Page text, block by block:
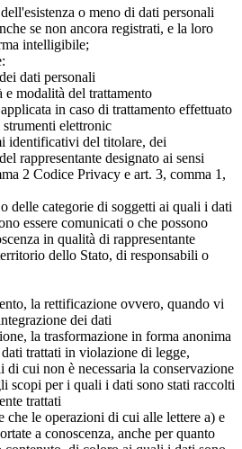
o meno di dati personali
se non ancora registrati, e la loro
intelligibile;
dati personali
modalità del trattamento
in caso di trattamento effettuato
elettronic
identificativi del titolare, dei
rappresentante designato ai sensi
2 Codice Privacy e art. 3, comma 1,
delle categorie di soggetti ai quali i dati
essere comunicati o che possono
in qualità di rappresentante
dello Stato, di responsabili o
la rettificazione ovvero, quando vi
dei dati
la trasformazione in forma anonima
trattati in violazione di legge,
di cui non è necessaria la conservazione
scopi per i quali i dati sono stati raccolti
trattati
che le operazioni di cui alle lettere a) e
a conoscenza, anche per quanto